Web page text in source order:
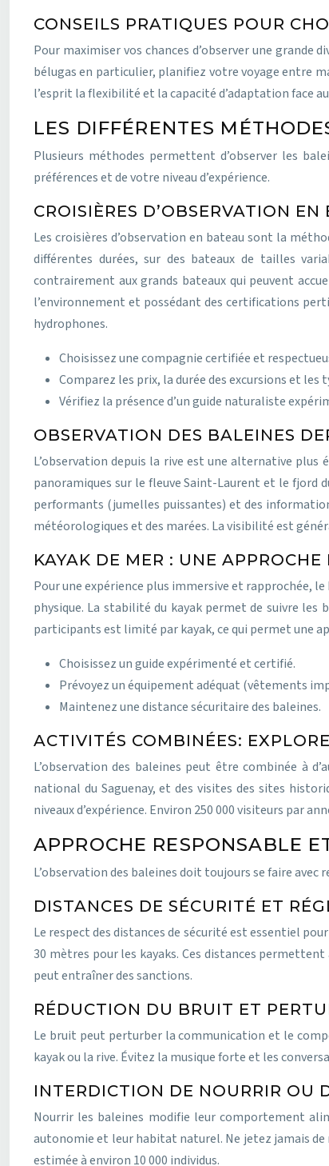
CONSEILS PRATIQUES POUR
Pour maximiser vos chances d’observer une
bélugas en particulier, planifiez votre voyage entre
l’esprit la flexibilité et la capacité d’adaptation face
LES DIFFÉRENTES
Plusieurs méthodes permettent d’observer les
préférences et de votre niveau d’expérience.
CROISIÈRES D’OBSERVATION EN
Les croisières d’observation en bateau sont la
différentes durées, sur des bateaux de tailles
contrairement aux grands bateaux qui peuvent
l’environnement et possédant des certifications
hydrophones.
Choisissez une compagnie certifiée et
Comparez les prix, la durée des excursions et les
Vérifiez la présence d’un guide naturaliste
OBSERVATION DES BALEINES
L’observation depuis la rive est une alternative plus
panoramiques sur le fleuve Saint-Laurent et le fjord
performants (jumelles puissantes) et des
météorologiques et des marées. La visibilité est
KAYAK DE MER : UNE APPROCHE
Pour une expérience plus immersive et rapprochée,
physique. La stabilité du kayak permet de suivre
participants est limité par kayak, ce qui permet une
Choisissez un guide expérimenté et certifié.
Prévoyez un équipement adéquat (vêtements
Maintenez une distance sécuritaire des baleines.
ACTIVITÉS COMBINÉES:
L’observation des baleines peut être combinée à
national du Saguenay, et des visites des sites
niveaux d’expérience. Environ 250 000 visiteurs par
APPROCHE RESPONSABLE
L’observation des baleines doit toujours se faire
DISTANCES DE SÉCURITÉ ET
Le respect des distances de sécurité est essentiel
30 mètres pour les kayaks. Ces distances
peut entraîner des sanctions.
RÉDUCTION DU BRUIT ET
Le bruit peut perturber la communication et le
kayak ou la rive. Évitez la musique forte et les
INTERDICTION DE NOURRIR OU
Nourrir les baleines modifie leur comportement
autonomie et leur habitat naturel. Ne jetez jamais
estimée à environ 10 000 individus.